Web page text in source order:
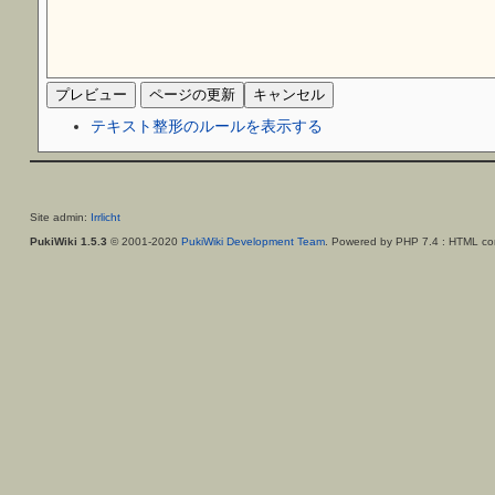
テキスト整形のルールを表示する
Site admin: Irrlicht
PukiWiki 1.5.3 © 2001-2020 PukiWiki Development Team. Powered by PHP 7.4 : HTML